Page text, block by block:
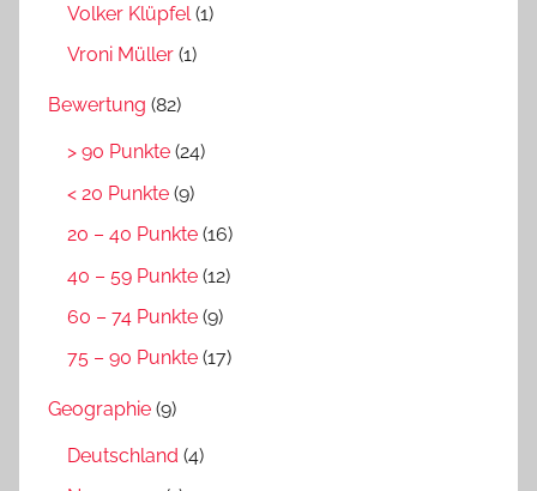
Volker Klüpfel (1)
Vroni Müller (1)
Bewertung (82)
> 90 Punkte (24)
< 20 Punkte (9)
20 – 40 Punkte (16)
40 – 59 Punkte (12)
60 – 74 Punkte (9)
75 – 90 Punkte (17)
Geographie (9)
Deutschland (4)